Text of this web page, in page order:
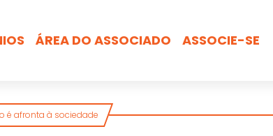
ÁREA DO ASSOCIADO ASSOCIE-SE
Busca
é afronta à sociedade